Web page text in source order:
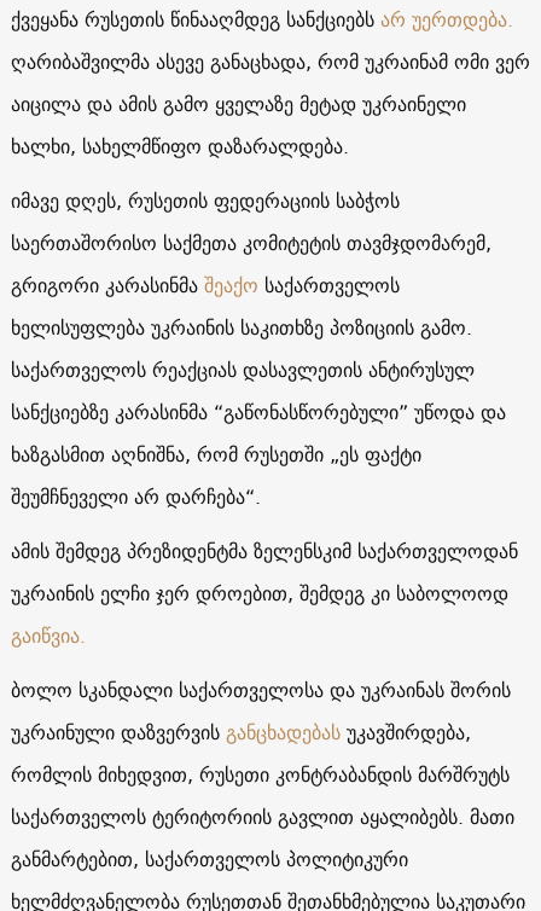
ქვეყანა რუსეთის წინააღმდეგ სანქციებსარ უერთდება.
ღარიბაშვილმა ასევე განაცხადა, რომ უკრაინამ ომი ვერ
აიცილა და ამის გამო ყველაზე მეტად უკრაინელი
ხალხი, სახელმწიფო დაზარალდება.
იმავე დღეს, რუსეთის ფედერაციის საბჭოს
საერთაშორისო საქმეთა კომიტეტის თავმჯდომარემ,
გრიგორი კარასინმაშეაქო საქართველოს
ხელისუფლება უკრაინის საკითხზე პოზიციის გამო.
საქართველოს რეაქციას დასავლეთის ანტირუსულ
სანქციებზე კარასინმა “გაწონასწორებული” უწოდა და
ხაზგასმით აღნიშნა, რომ რუსეთში „ეს ფაქტი
შეუმჩნეველი არ დარჩება“.
ამის შემდეგ პრეზიდენტმა ზელენსკიმ საქართველოდან
უკრაინის ელჩი ჯერ დროებით, შემდეგ კი საბოლოოდ
გაიწვია.
ბოლო სკანდალი საქართველოსა და უკრაინას შორის
უკრაინული დაზვერვისგანცხადებასუკავშირდება,
რომლის მიხედვით, რუსეთი კონტრაბანდის მარშრუტს
საქართველოს ტერიტორიის გავლით აყალიბებს. მათი
განმარტებით, საქართველოს პოლიტიკური
ხელმძღვანელობა რუსეთთან შეთანხმებულია საკუთარი